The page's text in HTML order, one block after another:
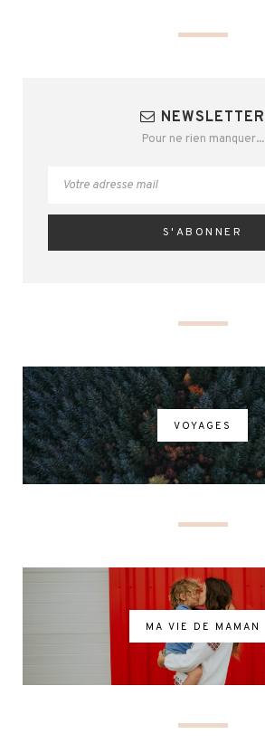
NEWSLETTER
Pour ne rien manquer...
VOYAGES
MA VIE DE MAMAN